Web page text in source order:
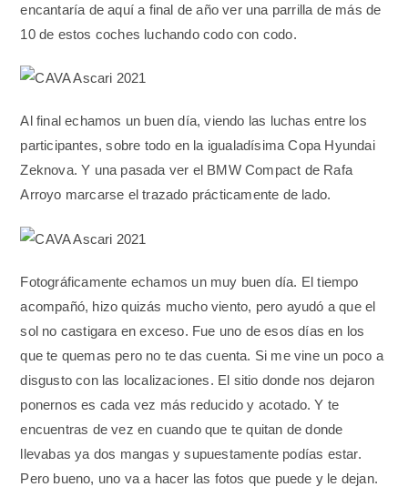
encantaría de aquí a final de año ver una parrilla de más de
10 de estos coches luchando codo con codo.
Al final echamos un buen día, viendo las luchas entre los
participantes, sobre todo en la igualadísima Copa Hyundai
Zeknova. Y una pasada ver el BMW Compact de Rafa
Arroyo marcarse el trazado prácticamente de lado.
Fotográficamente echamos un muy buen día. El tiempo
acompañó, hizo quizás mucho viento, pero ayudó a que el
sol no castigara en exceso. Fue uno de esos días en los
que te quemas pero no te das cuenta. Si me vine un poco a
disgusto con las localizaciones. El sitio donde nos dejaron
ponernos es cada vez más reducido y acotado. Y te
encuentras de vez en cuando que te quitan de donde
llevabas ya dos mangas y supuestamente podías estar.
Pero bueno, uno va a hacer las fotos que puede y le dejan.